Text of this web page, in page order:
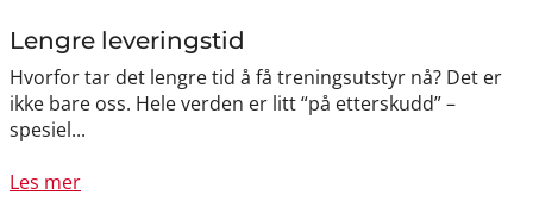
Lengre leveringstid
Hvorfor tar det lengre tid å få treningsutstyr nå? Det er
ikke bare oss. Hele verden er litt “på etterskudd” –
spesiel...
Les mer